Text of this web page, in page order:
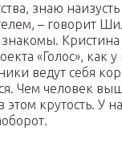
знаю
– говорит
«Голос», как у
ведут себя
Чем человек
крутость. У